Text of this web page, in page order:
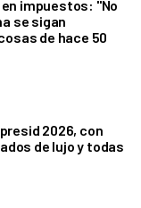
impuestos: "No
se sigan
de hace 50
2026, con
de lujo y todas